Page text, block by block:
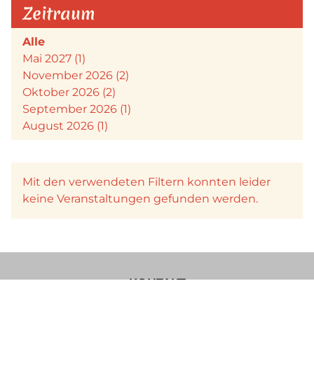
Zeitraum
Alle
Mai 2027 (1)
November 2026 (2)
Oktober 2026 (2)
September 2026 (1)
August 2026 (1)
Mit den verwendeten Filtern konnten leider
keine Veranstaltungen gefunden werden.
KONTAKT